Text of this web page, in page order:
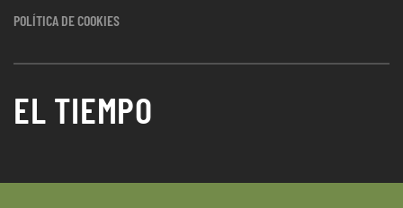
POLÍTICA DE COOKIES
EL TIEMPO